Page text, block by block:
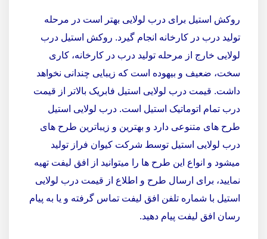
روکش استیل برای درب لولایی بهتر است در مرحله
تولید درب در کارخانه انجام گیرد. روکش استیل درب
لولایی خارج از مرحله تولید درب در کارخانه، کاری
سخت، ضعیف و بیهوده است که زیبایی چندانی نخواهد
داشت. قیمت درب لولایی استیل فابریک بالاتر از قیمت
درب تمام اتوماتیک استیل است. درب لولایی استیل
طرح های متنوعی دارد و بهترین و زیباترین طرح های
درب لولایی استیل توسط شرکت کیوان فراز تولید
میشود و انواع این طرح ها را میتوانید از افق لیفت تهیه
نمایید، برای ارسال طرح و اطلاع از قیمت درب لولایی
استیل با شماره تلفن افق لیفت تماس گرفته و یا به پیام
رسان افق لیفت پیام دهید.